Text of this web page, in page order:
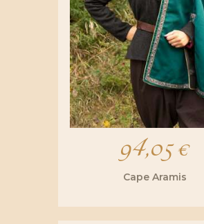
94,05€
Cape Aramis